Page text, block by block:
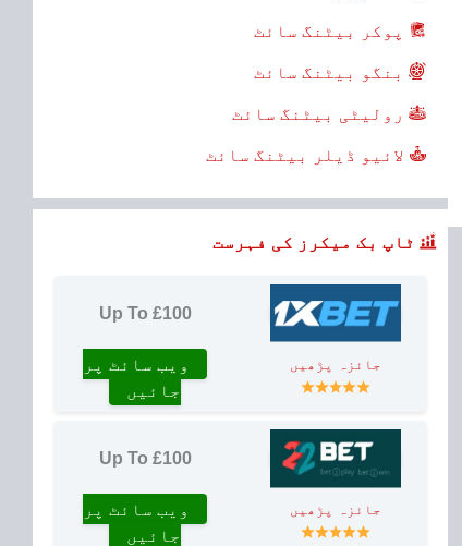
پوکر بیٹنگ سائٹ
بنگو بیٹنگ سائٹ
رولیٹی بیٹنگ سائٹ
لائیو ڈیلر بیٹنگ سائٹ
ٹاپ بک میکرز کی فہرست
Up To £100
جائزہ پڑھیں
ویب سائٹ پر
جائیں
Up To £100
جائزہ پڑھیں
ویب سائٹ پر
جائیں